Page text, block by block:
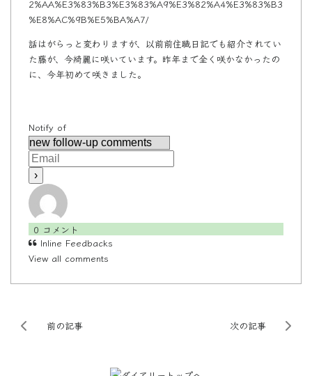
2%AA%E3%83%B3%E3%83%A9%E3%82%A4%E3%83%B3
%E8%AC%9B%E5%BA%A7/
話はがらっと変わりますが、以前前住職日記でも紹介されてい
た藤が、今綺麗に咲いています。昨年まで全く咲かなかったの
に、今年初めて咲きました。
Notify of
0 コメント
Inline Feedbacks
View all comments
前の記事 次の記事